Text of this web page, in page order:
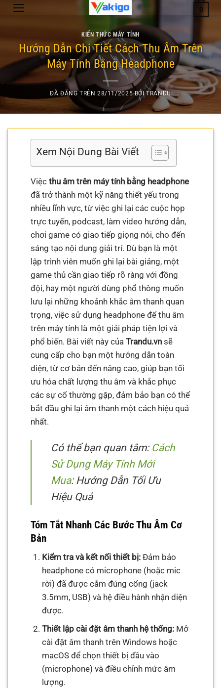
Chuyển
0
KIẾN THỨC MÁY TÍNH
Hướng Dẫn Chi Tiết Cách Thu Âm Trên
Máy Tính Bằng Headphone
ĐÃ ĐĂNG TRÊN28/11/2025 BỞITRANDU
Xem Nội Dung Bài Viết
Việcthu âm trên máy tính bằng headphone
đã trở thành một kỹ năng thiết yếu trong
nhiều lĩnh vực, từ việc ghi lại các cuộc họp
trực tuyến, podcast, làm video hướng dẫn,
chơi game có giao tiếp giọng nói, cho đến
sáng tạo nội dung giải trí. Dù bạn là một
lập trình viên muốn ghi lại bài giảng, một
game thủ cần giao tiếp rõ ràng với đồng
đội, hay một người dùng phổ thông muốn
lưu lại những khoảnh khắc âm thanh quan
trọng, việc sử dụng headphone để thu âm
trên máy tính là một giải pháp tiện lợi và
phổ biến. Bài viết này củaTrandu.vn sẽ
cung cấp cho bạn một hướng dẫn toàn
diện, từ cơ bản đến nâng cao, giúp bạn tối
ưu hóa chất lượng thu âm và khắc phục
các sự cố thường gặp, đảm bảo bạn có thể
bắt đầu ghi lại âm thanh một cách hiệu quả
nhất.
Có thể bạn quan tâm: Cách
Sử Dụng Máy Tính Mới
Mua: Hướng Dẫn Tối Ưu
Hiệu Quả
Tóm Tắt Nhanh Các Bước Thu Âm Cơ
Bản
Kiểm tra và kết nối thiết bị:Đảm bảo
headphone có microphone (hoặc mic
rời) đã được cắm đúng cổng (jack
3.5mm, USB) và hệ điều hành nhận diện
được.
Thiết lập cài đặt âm thanh hệ thống:Mở
cài đặt âm thanh trên Windows hoặc
macOS để chọn thiết bị đầu vào
(microphone) và điều chỉnh mức âm
lượng.